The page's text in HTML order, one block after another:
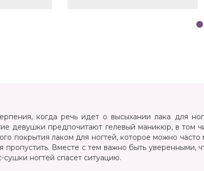
когда речь идет о высыхании лака для
девушки предпочитают гелевый маникюр, в том
покрытия лаком для ногтей, которое можно
пропустить. Вместе с тем важно быть
сушки ногтей спасет ситуацию.